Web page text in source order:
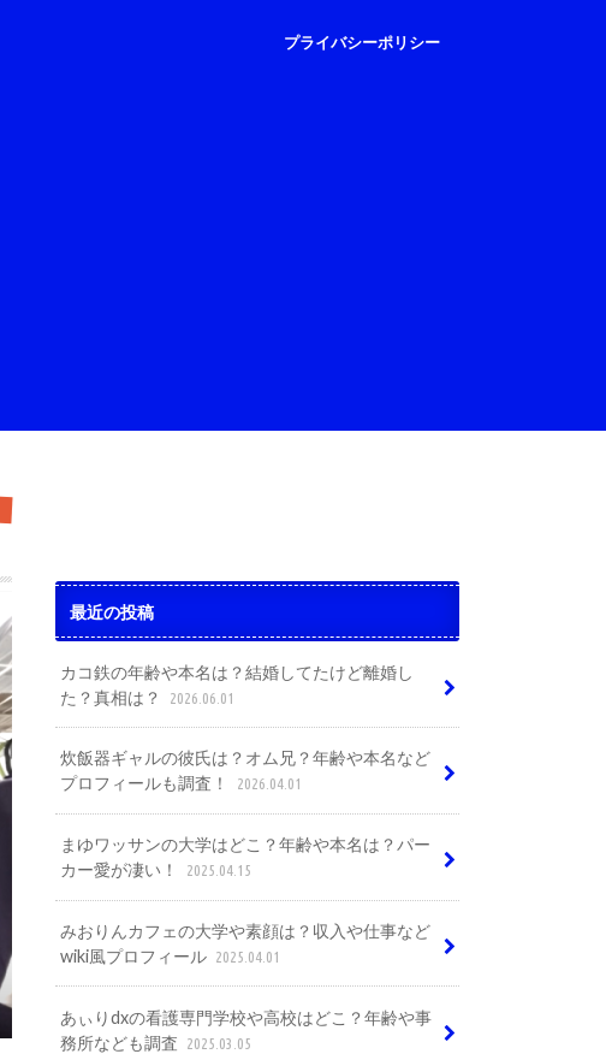
プライバシーポリシー
最近の投稿
カコ鉄の年齢や本名は？結婚してたけど離婚し
た？真相は？
2026.06.01
炊飯器ギャルの彼氏は？オム兄？年齢や本名など
プロフィールも調査！
2026.04.01
まゆワッサンの大学はどこ？年齢や本名は？パー
カー愛が凄い！
2025.04.15
みおりんカフェの大学や素顔は？収入や仕事など
wiki風プロフィール 2025.04.01
あぃりdxの看護専門学校や高校はどこ？年齢や事
務所なども調査
2025.03.05